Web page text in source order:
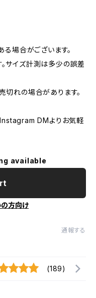
場合がございます。
サイズ計測は多少の誤差
切れの場合があります。
Instagram DMよりお気軽
available
方向け
通報する
(189)